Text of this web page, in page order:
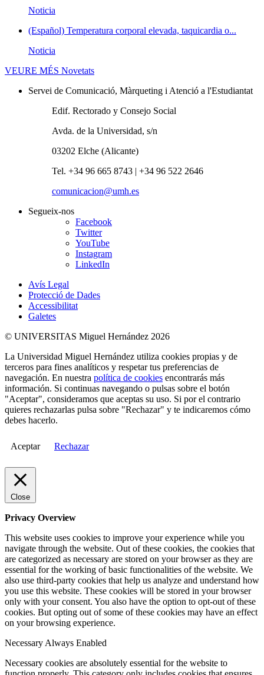
Noticia
(Español) Temperatura corporal elevada, taquicardia o...
Noticia
VEURE MÉS Novetats
Servei de Comunicació, Màrqueting i Atenció a l'Estudiantat
Edif. Rectorado y Consejo Social
Avda. de la Universidad, s/n
03202 Elche (Alicante)
Tel. +34 96 665 8743 | +34 96 522 2646
comunicacion@umh.es
Segueix-nos
Facebook
Twitter
YouTube
Instagram
LinkedIn
Avís Legal
Protecció de Dades
Accessibilitat
Galetes
© UNIVERSITAS Miguel Hernández 2026
La Universidad Miguel Hernández utiliza cookies propias y de
terceros para fines analíticos y respetar tus preferencias de
navegación. En nuestra política de cookies encontrarás más
información. Si continuas navegando o pulsas sobre el botón
"Aceptar", consideramos que aceptas su uso. Si por el contrario
quieres rechazarlas pulsa sobre "Rechazar" y te indicaremos cómo
debes hacerlo.
Aceptar Rechazar
Close
Privacy Overview
This website uses cookies to improve your experience while you
navigate through the website. Out of these cookies, the cookies that
are categorized as necessary are stored on your browser as they are
essential for the working of basic functionalities of the website. We
also use third-party cookies that help us analyze and understand how
you use this website. These cookies will be stored in your browser
only with your consent. You also have the option to opt-out of these
cookies. But opting out of some of these cookies may have an effect
on your browsing experience.
Necessary Always Enabled
Necessary cookies are absolutely essential for the website to